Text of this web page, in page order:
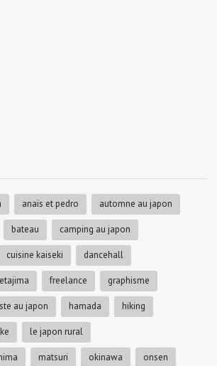
anaïs et pedro automne au japon
bateau camping au japon
cuisine kaiseki dancehall
etajima freelance graphisme
au japon hamada hiking
le japon rural
matsuri okinawa onsen